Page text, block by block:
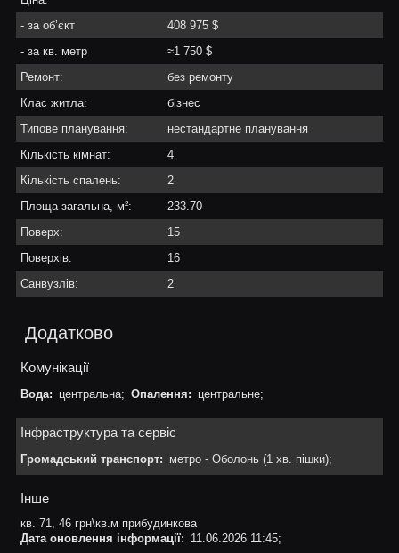
- за об’єкт
408 975 $
- за кв. метр
≈1 750 $
Ремонт:
без ремонту
Клас житла:
бізнес
Типове планування:
нестандартне планування
Кількість кімнат:
4
Кількість спалень:
2
Площа загальна, м²:
233.70
Поверх:
15
Поверхів:
16
Санвузлів:
2
Додатково
Комунікації
Вода: центральна; Опалення: центральне;
Інфраструктура та сервіс
Громадський транспорт: метро - Оболонь (1 хв. пішки);
Інше
кв. 71, 46 грн\кв.м прибудинкова
Дата оновлення інформації: 11.06.2026 11:45;